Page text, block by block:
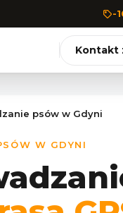
-
Kontakt
psów w Gdyni
W GDYNI